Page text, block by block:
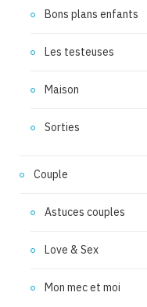
Bons plans enfants
Les testeuses
Maison
Sorties
Couple
Astuces couples
Love & Sex
Mon mec et moi